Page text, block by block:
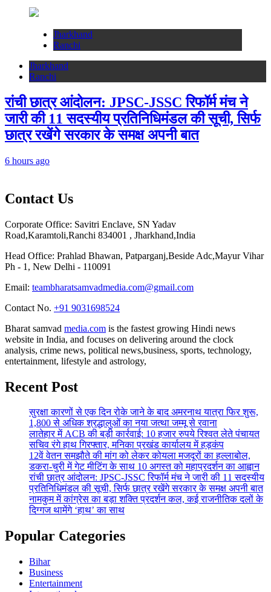
Jharkhand
Ranchi
Jharkhand
Ranchi
रांची छात्र आंदोलन: JPSC-JSSC रिफॉर्म मंच ने
जारी की 11 सदस्यीय प्रतिनिधिमंडल की सूची, सिर्फ
छात्र रखेंगे सरकार के समक्ष अपनी बात
6 hours ago
Contact Us
Corporate Office: Savitri Enclave, SN Yadav
Road,Karamtoli,Ranchi 834001 , Jharkhand,India
Head Office: Prahlad Bhawan, Patparganj,Beside Adc,Mayur Vihar
Ph - 1, New Delhi - 110091
Email: teambharatsamvadmedia.com@gmail.com
Contact No. ‪ +91 9031698524
Bharat samvad media.com is the fastest growing Hindi news
website in India, and focuses on delivering around the clock
analysis, crime news, political news,business, sports, technology,
entertainment, lifestyle and astrology,
Recent Post
सुरक्षा कारणों से एक दिन रोके जाने के बाद अमरनाथ यात्रा फिर शुरू,
1,800 से अधिक श्रद्धालुओं का नया जत्था जम्मू से रवाना
लातेहार में ACB की बड़ी कार्रवाई: 10 हजार रुपये रिश्वत लेते पंचायत
सचिव रंगे हाथ गिरफ्तार, मनिका प्रखंड कार्यालय में हड़कंप
12वें वेतन समझौते की मांग को लेकर कोयला मजदूरों का हल्लाबोल,
डकरा-चुरी में गेट मीटिंग के साथ 10 अगस्त को महाप्रदर्शन का आह्वान
रांची छात्र आंदोलन: JPSC-JSSC रिफॉर्म मंच ने जारी की 11 सदस्यीय
प्रतिनिधिमंडल की सूची, सिर्फ छात्र रखेंगे सरकार के समक्ष अपनी बात
नामकुम में कांग्रेस का बड़ा शक्ति प्रदर्शन कल, कई राजनीतिक दलों के
दिग्गज थामेंगे ‘हाथ’ का साथ
Popular Categories
Bihar
Business
Entertainment